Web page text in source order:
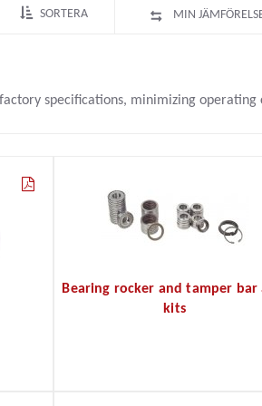
MIN
SORTERA
specifications, minimizing operating
Bearing rocker and tamper bar
kits